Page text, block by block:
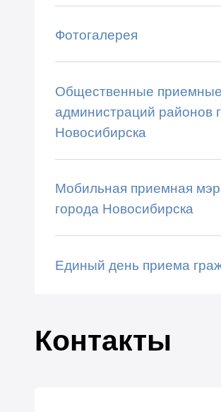
Фотогалерея
Общественные приемные
администраций районов
Новосибирска
Мобильная приемная
города Новосибирска
Единый день приема
Контакты